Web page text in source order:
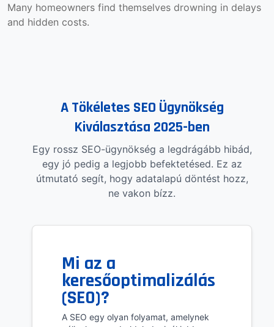
Many homeowners find themselves drowning in delays
and hidden costs.
A Tökéletes SEO Ügynökség
Kiválasztása 2025-ben
Egy rossz SEO-ügynökség a legdrágább hibád,
egy jó pedig a legjobb befektetésed. Ez az
útmutató segít, hogy adatalapú döntést hozz,
ne vakon bízz.
Mi az a
keresőoptimalizálás
(SEO)?
A SEO egy olyan folyamat, amelynek